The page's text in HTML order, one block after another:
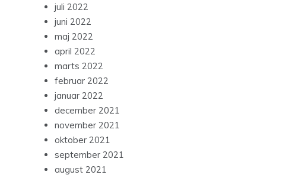
juli 2022
juni 2022
maj 2022
april 2022
marts 2022
februar 2022
januar 2022
december 2021
november 2021
oktober 2021
september 2021
august 2021